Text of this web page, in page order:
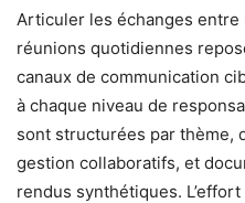
Articuler les échanges
réunions quotidiennes
canaux de communication
à chaque niveau de
sont structurées par thème,
gestion collaboratifs, et
rendus synthétiques.